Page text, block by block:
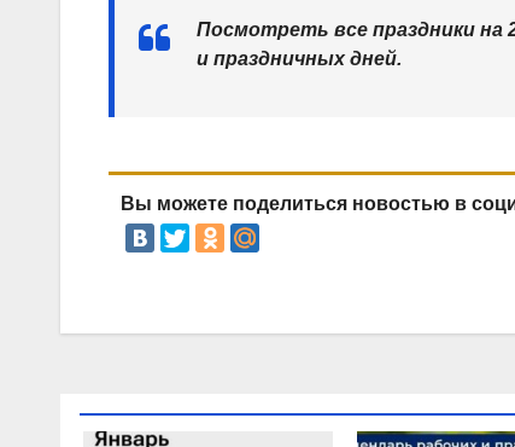
Посмотреть все праздники на
и праздничных дней.
Вы можете поделиться новостью в